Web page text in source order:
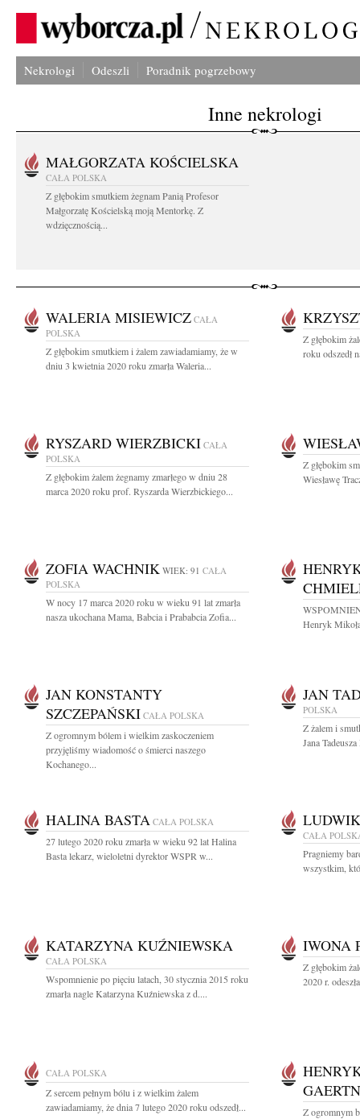
Nekrologi Odeszli Poradnik pogrzebowy
Inne nekrologi
MAŁGORZATA KOŚCIELSKA
CAŁA POLSKA
Z głębokim smutkiem żegnam Panią Profesor
Małgorzatę Kościelską moją Mentorkę. Z
wdzięcznością...
WALERIA MISIEWICZ CAŁA
POLSKA
Z głębokim smutkiem i żalem zawiadamiamy, że w
dniu 3 kwietnia 2020 roku zmarła Waleria...
Z głębokim
roku odszedł
RYSZARD WIERZBICKI CAŁA
POLSKA
Z głębokim żalem żegnamy zmarłego w dniu 28
marca 2020 roku prof. Ryszarda Wierzbickiego...
Z głębokim
Wiesławę
ZOFIA WACHNIK WIEK: 91 CAŁA
POLSKA
W nocy 17 marca 2020 roku w wieku 91 lat zmarła
nasza ukochana Mama, Babcia i Prababcia Zofia...
Henryk
JAN KONSTANTY
SZCZEPAŃSKI CAŁA POLSKA
Z ogromnym bólem i wielkim zaskoczeniem
przyjęliśmy wiadomość o śmierci naszego
Kochanego...
JAN
POLSKA
Z żalem i
Jana
HALINA BASTA CAŁA POLSKA
27 lutego 2020 roku zmarła w wieku 92 lat Halina
Basta lekarz, wieloletni dyrektor WSPR w...
CAŁA
Pragniemy
wszystkim,
KATARZYNA KUŹNIEWSKA
CAŁA POLSKA
Wspomnienie po pięciu latach, 30 stycznia 2015 roku
zmarła nagle Katarzyna Kuźniewska z d....
IWONA
Z głębokim
2020 r.
CAŁA POLSKA
Z sercem pełnym bólu i z wielkim żalem
zawiadamiamy, że dnia 7 lutego 2020 roku odszedł...
Z ogromnym